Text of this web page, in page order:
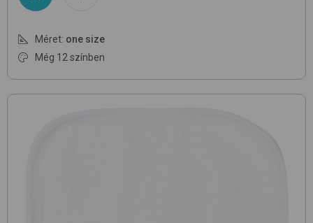
Méret: one size
Még 12 színben